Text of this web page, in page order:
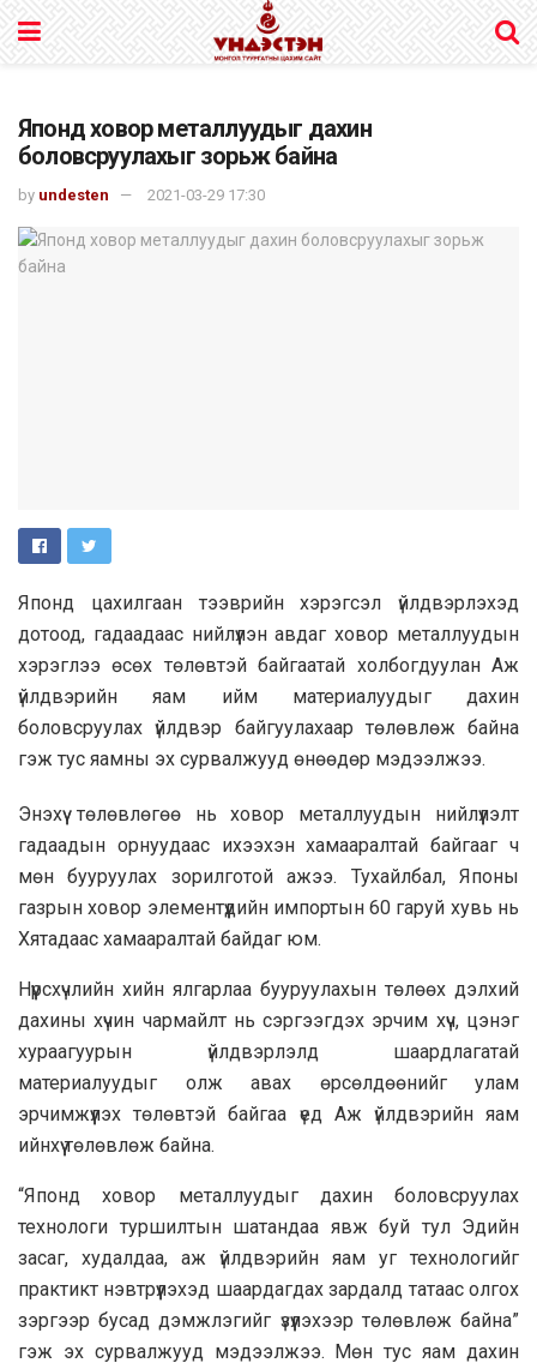
Японд ховор металлуудыг дахин
боловсруулахыг зорьж байна
by undesten 2021-03-29 17:30
Японд цахилгаан тээврийн хэрэгсэл үйлдвэрлэхэд
дотоод, гадаадаас нийлүүлэн авдаг ховор металлуудын
хэрэглээ өсөх төлөвтэй байгаатай холбогдуулан Аж
үйлдвэрийн яам ийм материалуудыг дахин
боловсруулах үйлдвэр байгуулахаар төлөвлөж байна
гэж тус яамны эх сурвалжууд өнөөдөр мэдээлжээ.
Энэхүү төлөвлөгөө нь ховор металлуудын нийлүүлэлт
гадаадын орнуудаас ихээхэн хамааралтай байгааг ч
мөн бууруулах зорилготой ажээ. Тухайлбал, Японы
газрын ховор элементүүдийн импортын 60 гаруй хувь нь
Хятадаас хамааралтай байдаг юм.
Нүүрсхүчлийн хийн ялгарлаа бууруулахын төлөөх дэлхий
дахины хүчин чармайлт нь сэргээгдэх эрчим хүч, цэнэг
хураагуурын үйлдвэрлэлд шаардлагатай
материалуудыг олж авах өрсөлдөөнийг улам
эрчимжүүлэх төлөвтэй байгаа үед Аж үйлдвэрийн яам
ийнхүү төлөвлөж байна.
“Японд ховор металлуудыг дахин боловсруулах
технологи туршилтын шатандаа явж буй тул Эдийн
засаг, худалдаа, аж үйлдвэрийн яам уг технологийг
практикт нэвтрүүлэхэд шаардагдах зардалд татаас олгох
зэргээр бусад дэмжлэгийг үзүүлэхээр төлөвлөж байна”
гэж эх сурвалжууд мэдээлжээ. Мөн тус яам дахин